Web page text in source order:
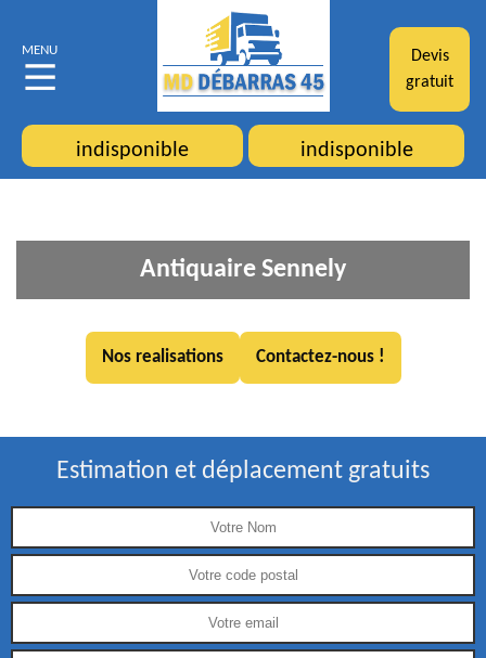
MENU
Devis
gratuit
indisponible indisponible
Antiquaire Sennely
Nos realisations Contactez-nous !
Estimation et déplacement gratuits